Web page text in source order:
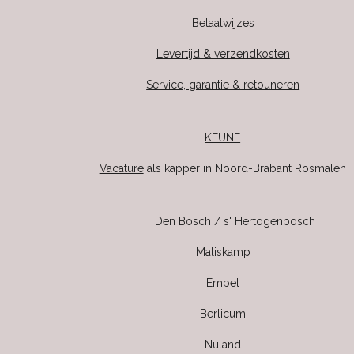
Betaalwijzes
Levertijd & verzendkosten
Service, garantie & retouneren
KEUNE
Vacatureals kapper in Noord-Brabant Rosmalen
Den Bosch / s' Hertogenbosch
Maliskamp
Empel
Berlicum
Nuland